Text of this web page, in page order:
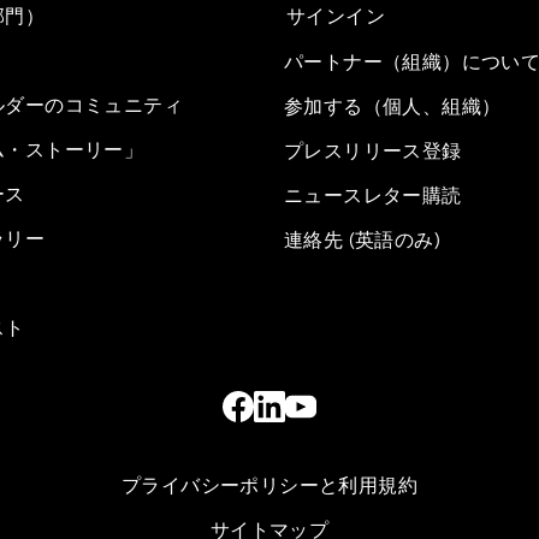
）
ーのコミュニティ
ストーリー」
リー
サインイン
パートナー（組織）につい
参加する（個人、組織）
プレスリリース登録
ニュースレター購読
連絡先 (英語のみ)
プライバシーポリシーと利用規約
サイトマップ